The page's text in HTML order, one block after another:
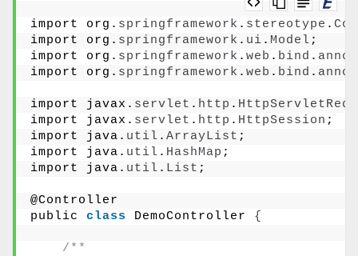
import org. springframework . stereotype .
import org. springframework . ui . Model ;
import org. springframework . web . bind .
import org. springframework . web . bind .
import javax. servlet . http .
import javax. servlet . http . HttpSession ;
import java. util . ArrayList ;
import java. util . HashMap ;
import java. util . List ;
@Controller
public class DemoController {
/**